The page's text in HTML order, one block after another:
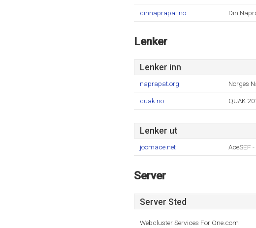
dinnaprapat.no Din
Lenker
Lenker inn
naprapat.org Norges
quak.no QUAK
Lenker ut
joomace.net AceSEF
Server
Server Sted
Webcluster Services For One.com